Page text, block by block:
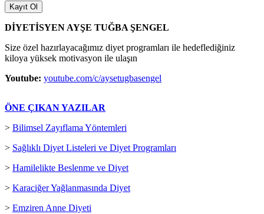
DİYETİSYEN AYŞE TUĞBA ŞENGEL
Size özel hazırlayacağımız diyet programları ile hedeflediğiniz
kiloya yüksek motivasyon ile ulaşın
Youtube: youtube.com/c/aysetugbasengel
ÖNE ÇIKAN YAZILAR
> Bilimsel Zayıflama Yöntemleri
> Sağlıklı Diyet Listeleri ve Diyet Programları
> Hamilelikte Beslenme ve Diyet
> Karaciğer Yağlanmasında Diyet
> Emziren Anne Diyeti